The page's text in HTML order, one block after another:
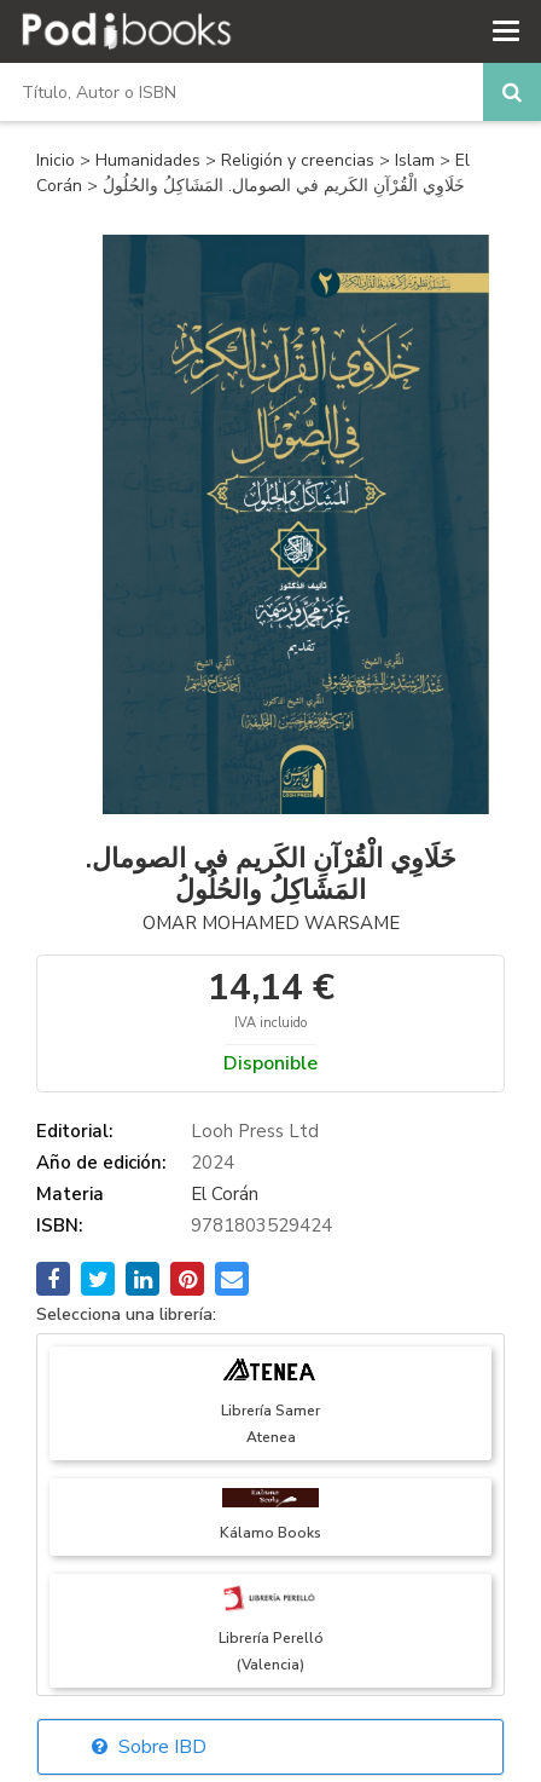
Inicio > Humanidades > Religión y creencias > Islam > El
Corán
> خَلَاوِي الْقُرْآنِ الكَريم في الصومال. المَشَاكِلُ والحُلُولُ
خَلَاوِي الْقُرْآنِ الكَريم في الصومال.
المَشَاكِلُ والحُلُولُ
OMAR MOHAMED WARSAME
14,14 €
IVA incluido
Disponible
Editorial:
Looh Press Ltd
Año de edición:
2024
Materia
El Corán
ISBN:
9781803529424
Selecciona una librería:
Librería Samer
Atenea
Kálamo Books
Librería Perelló
(Valencia)
Librería Elías
Sobre IBD